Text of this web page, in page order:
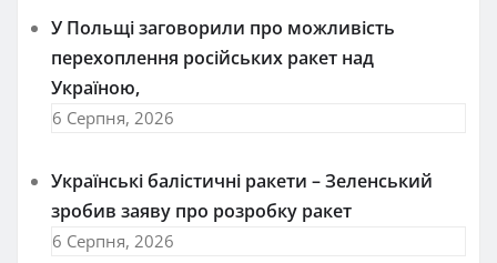
У Польщі заговорили про можливість
перехоплення російських ракет над
Україною,
6 Серпня, 2026
Українські балістичні ракети – Зеленський
зробив заяву про розробку ракет
6 Серпня, 2026